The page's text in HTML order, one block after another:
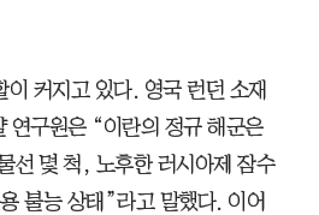
커지고 있다. 영국 런던 소재
연구원은 “이란의 정규 해군은
선 몇 척, 노후한 러시아제 잠수
불능 상태”라고 말했다. 이어